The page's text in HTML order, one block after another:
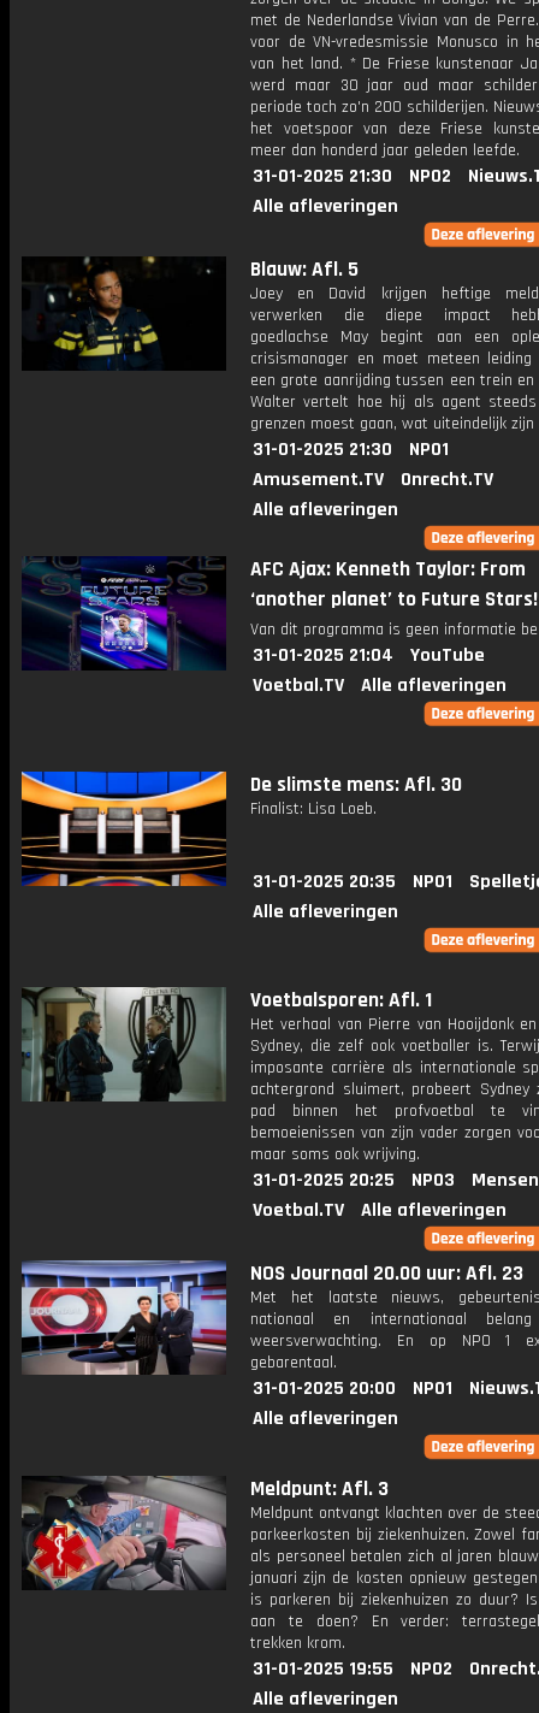
met de Nederlandse Vivian van de
voor de VN-vredesmissie Monusco in
van het land. * De Friese kunstenaar
werd maar 30 jaar oud maar
periode toch zo'n 200 schilderijen.
het voetspoor van deze Friese
meer dan honderd jaar geleden leefde.
31-01-2025 21:30 NPO2
Alle afleveringen
Blauw: Afl. 5
Joey en David krijgen heftige
verwerken die diepe impact
goedlachse May begint aan een
crisismanager en moet meteen leiding
een grote aanrijding tussen een trein en
Walter vertelt hoe hij als agent
grenzen moest gaan, wat uiteindelijk
31-01-2025 21:30
NPO1
Amusement.TV
Onrecht.TV
Alle afleveringen
AFC Ajax: Kenneth Taylor: From
‘another planet’ to Future
Van dit programma is geen informatie
31-01-2025 21:04
YouTube
Voetbal.TV
Alle afleveringen
De slimste mens: Afl. 30
Finalist: Lisa Loeb.
31-01-2025 20:35 NPO1
Alle afleveringen
Voetbalsporen: Afl. 1
Het verhaal van Pierre van Hooijdonk
Sydney, die zelf ook voetballer is.
imposante carrière als internationale
achtergrond sluimert, probeert Sydney
pad binnen het profvoetbal te
bemoeienissen van zijn vader zorgen
maar soms ook wrijving.
31-01-2025 20:25 NPO3
Voetbal.TV
Alle afleveringen
NOS Journaal 20.00 uur: Afl. 23
Met het laatste nieuws,
nationaal en internationaal
weersverwachting. En op NPO 1
gebarentaal.
31-01-2025 20:00 NPO1
Alle afleveringen
Meldpunt: Afl. 3
Meldpunt ontvangt klachten over de
parkeerkosten bij ziekenhuizen. Zowel
als personeel betalen zich al jaren
januari zijn de kosten opnieuw
is parkeren bij ziekenhuizen zo duur?
aan te doen? En verder:
trekken krom.
31-01-2025 19:55 NPO2
Alle afleveringen